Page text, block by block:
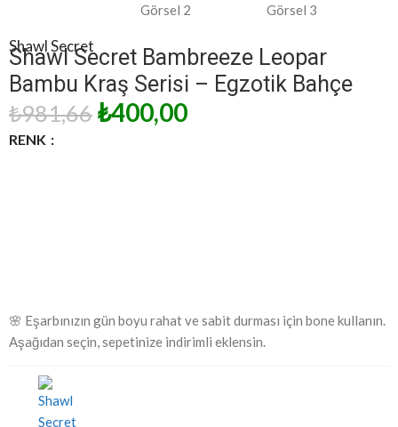
Shawl Secret
Shawl Secret Bambreeze Leopar
Bambu Kraş Serisi – Egzotik Bahçe
₺981,66 ₺400,00
RENK
🌸 Eşarbınızın gün boyu rahat ve sabit durması için bone kullanın.
Aşağıdan seçin, sepetinize indirimli eklensin.